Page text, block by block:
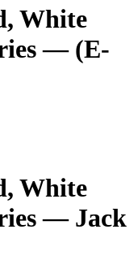
White
— (E-
White
— Jack